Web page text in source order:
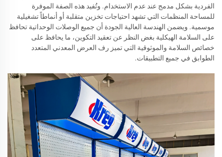
الفردية بشكل مدمج عند عدم الاستخدام. وتُفيد هذه الصفة الموفرة
للمساحة المنظمات التي تشهد احتياجات تخزين متقلبة أو أنماطاً تشغيلية
موسمية. ويضمن الهندسة العالية الجودة أن جميع الوصلات الوحداتية تحافظ
على السلامة الهيكلية بغض النظر عن تعقيد التكوين، ما يحافظ على
خصائص السلامة والموثوقية التي تميز رف العرض المعدني المتعدد
الطوابق في جميع التطبيقات.